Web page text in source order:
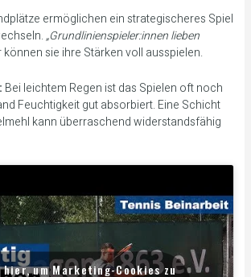
ermöglichen ein strategischeres Spiel
„Grundlinienspieler:innen lieben
sie ihre Stärken voll ausspielen.
Bei leichtem Regen ist das Spielen oft noch
Feuchtigkeit gut absorbiert. Eine Schicht
kann überraschend widerstandsfähig
um Marketing-Cookies zu